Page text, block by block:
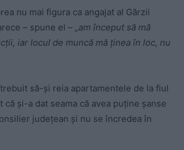
nu mai figura ca angajat al Gărzii
– spune el – „am început să mă
iar locul de muncă mă ținea în loc, nu
să-și reia apartamentele de la fiul
că și-a dat seama că avea puține șanse
județean și nu se încredea în